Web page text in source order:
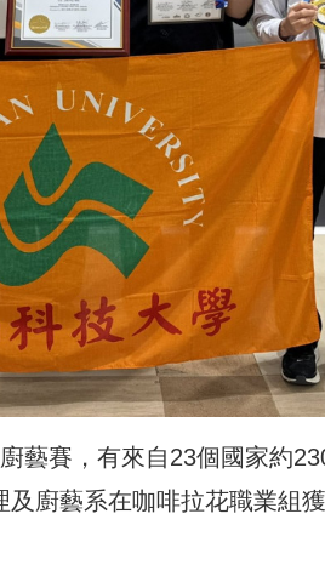
藝賽，有來自23個國家約
廚藝系在咖啡拉花職業組